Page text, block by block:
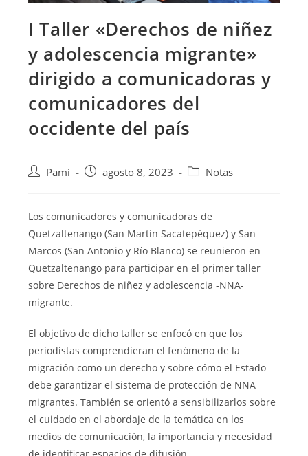
I Taller «Derechos de niñez
y adolescencia migrante»
dirigido a comunicadoras y
comunicadores del
occidente del país
Pami agosto 8, 2023 Notas
Los comunicadores y comunicadoras de
Quetzaltenango (San Martín Sacatepéquez) y San
Marcos (San Antonio y Río Blanco) se reunieron en
Quetzaltenango para participar en el primer taller
sobre Derechos de niñez y adolescencia -NNA-
migrante.
El objetivo de dicho taller se enfocó en que los
periodistas comprendieran el fenómeno de la
migración como un derecho y sobre cómo el Estado
debe garantizar el sistema de protección de NNA
migrantes. También se orientó a sensibilizarlos sobre
el cuidado en el abordaje de la temática en los
medios de comunicación, la importancia y necesidad